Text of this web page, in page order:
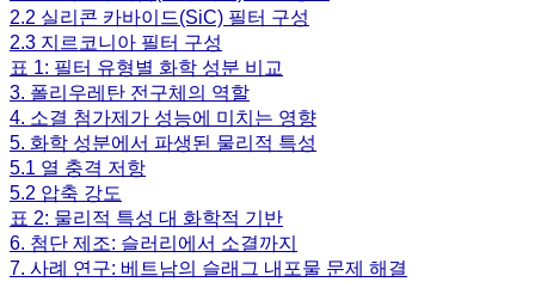
2.2 실리콘 카바이드(SiC) 필터 구성
2.3 지르코니아 필터 구성
표 1: 필터 유형별 화학 성분 비교
3. 폴리우레탄 전구체의 역할
4. 소결 첨가제가 성능에 미치는 영향
5. 화학 성분에서 파생된 물리적 특성
5.1 열 충격 저항
5.2 압축 강도
표 2: 물리적 특성 대 화학적 기반
6. 첨단 제조: 슬러리에서 소결까지
7. 사례 연구: 베트남의 슬래그 내포물 문제 해결